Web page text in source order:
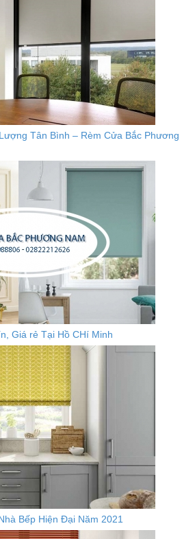
Tân Bình – Rèm Cửa Bắc Phương
Giá rẻ Tại Hồ CHí Minh
Bếp Hiện Đại Năm 2021